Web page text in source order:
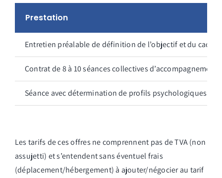
Prestation
Entretien préalable de définition de l’objectif et du cadre
Contrat de 8 à 10 séances collectives d’accompagnement
Séance avec détermination de profils psychologiques
Les tarifs de ces offres ne comprennent pas de TVA (non
assujetti) et s’entendent sans éventuel frais
(déplacement/hébergement) à ajouter/négocier au tarif